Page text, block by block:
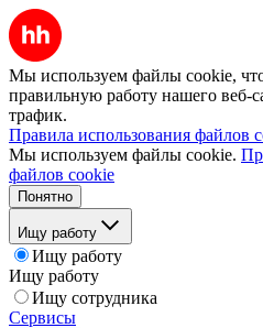
Мы используем файлы cookie,
правильную работу нашего веб-
трафик.
Правила использования файлов
Мы используем файлы cookie.
файлов cookie
Понятно
Ищу работу
Ищу работу
Ищу работу
Ищу сотрудника
Сервисы